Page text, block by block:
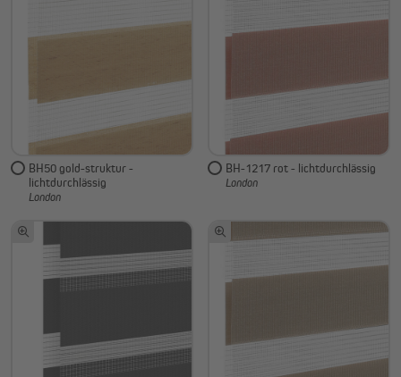
BH50 gold-struktur -
lichtdurchlässig
London
BH-1217 rot - lichtdurchlässig
London